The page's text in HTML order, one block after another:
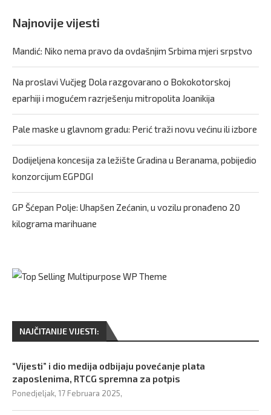
Najnovije vijesti
Mandić: Niko nema pravo da ovdašnjim Srbima mjeri srpstvo
Na proslavi Vučjeg Dola razgovarano o Bokokotorskoj
eparhiji i mogućem razrješenju mitropolita Joanikija
Pale maske u glavnom gradu: Perić traži novu većinu ili izbore
Dodijeljena koncesija za ležište Gradina u Beranama, pobijedio
konzorcijum EGPDGI
GP Šćepan Polje: Uhapšen Zećanin, u vozilu pronađeno 20
kilograma marihuane
NAJČITANIJE VIJESTI:
“Vijesti” i dio medija odbijaju povećanje plata
zaposlenima, RTCG spremna za potpis
Ponedjeljak, 17 Februara 2025,